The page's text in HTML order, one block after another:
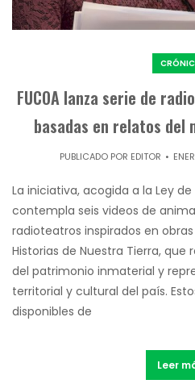
FUCOA lanza serie de
basadas en relatos del
PUBLICADO POR EDITOR
La iniciativa, acogida a la Ley
contempla seis videos de
radioteatros inspirados en
Historias de Nuestra Tierra,
del patrimonio inmaterial y
territorial y cultural del país.
disponibles de
Leer